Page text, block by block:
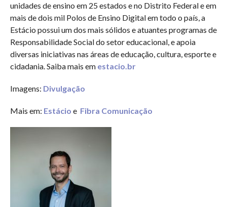
unidades de ensino em 25 estados e no Distrito Federal e em
mais de dois mil Polos de Ensino Digital em todo o país, a
Estácio possui um dos mais sólidos e atuantes programas de
Responsabilidade Social do setor educacional, e apoia
diversas iniciativas nas áreas de educação, cultura, esporte e
cidadania. Saiba mais em estacio.br
Imagens: Divulgação
Mais em: Estácio e Fibra Comunicação